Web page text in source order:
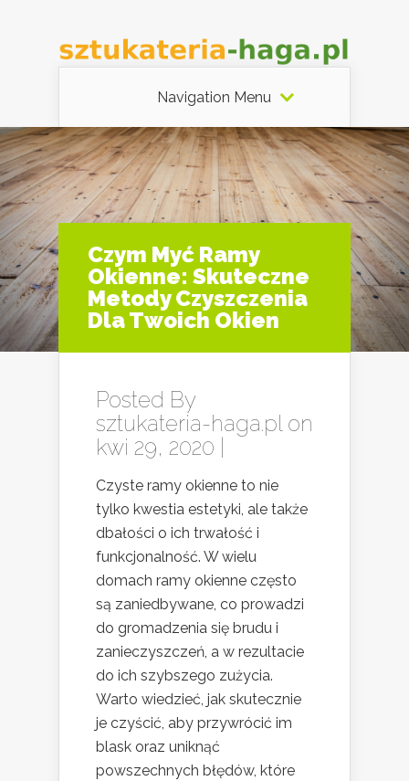
Navigation Menu
Czym Myć Ramy
Okienne: Skuteczne
Metody Czyszczenia
Dla Twoich Okien
Posted By
sztukateria-haga.plon
kwi 29, 2020 |
Czyste ramy okienne to nie
tylko kwestia estetyki, ale także
dbałości o ich trwałość i
funkcjonalność. W wielu
domach ramy okienne często
są zaniedbywane, co prowadzi
do gromadzenia się brudu i
zanieczyszczeń, a w rezultacie
do ich szybszego zużycia.
Warto wiedzieć, jak skutecznie
je czyścić, aby przywrócić im
blask oraz uniknąć
powszechnych błędów, które